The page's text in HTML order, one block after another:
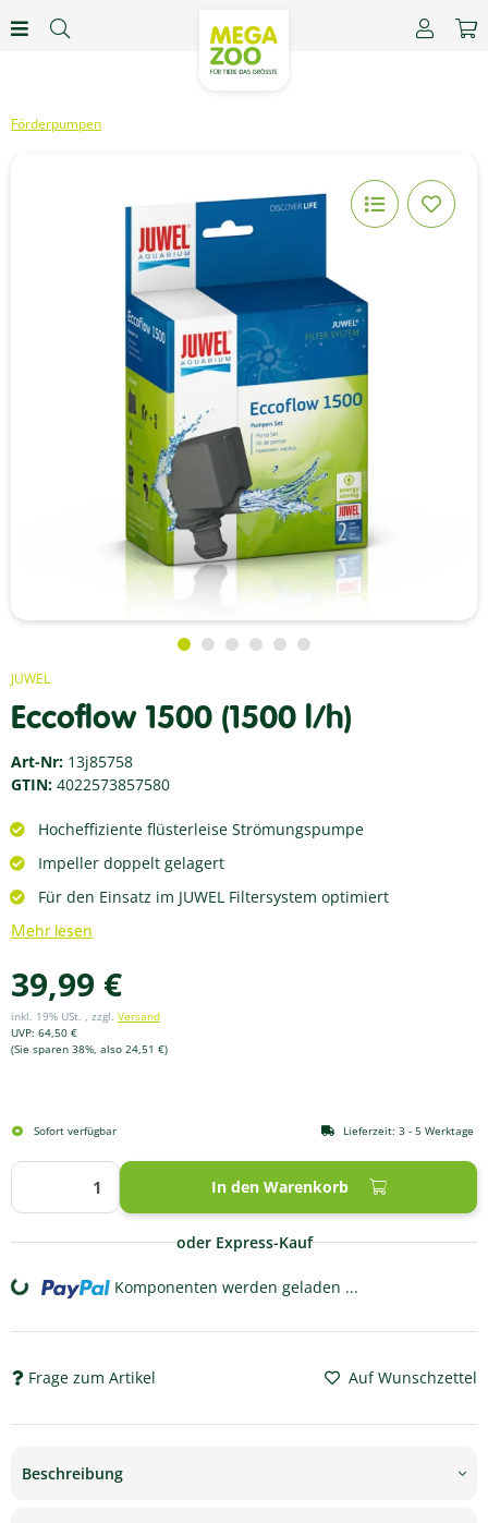
Förderpumpen
JUWEL
Eccoflow 1500 (1500 l/h)
Art-Nr: 13j85758
GTIN: 4022573857580
Hocheffiziente flüsterleise Strömungspumpe
Impeller doppelt gelagert
Für den Einsatz im JUWEL Filtersystem optimiert
Mehr lesen
39,99 €
inkl. 19% USt. , zzgl. Versand
UVP: 64,50 €
(Sie sparen 38%, also 24,51 €)
In den Warenkorb
Sofort verfügbar Lieferzeit: 3 - 5 Werktage
oder Express-Kauf
Komponenten werden geladen ...
Frage zum Artikel Auf Wunschzettel
Beschreibung